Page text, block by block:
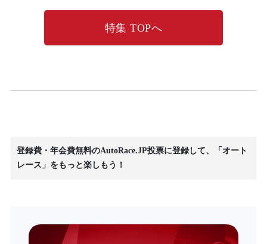
特集 TOPへ
登録費・年会費無料のAutoRace.JP投票に登録して、「オート
レース」をもっと楽しもう！